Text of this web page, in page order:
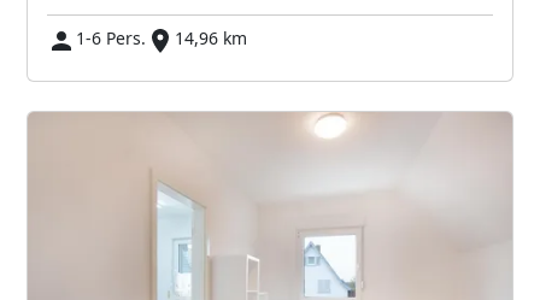
1-6 Pers.
14,96 km